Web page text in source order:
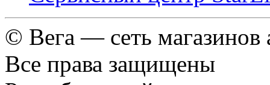
© Вега — сеть магазинов
Все права защищены